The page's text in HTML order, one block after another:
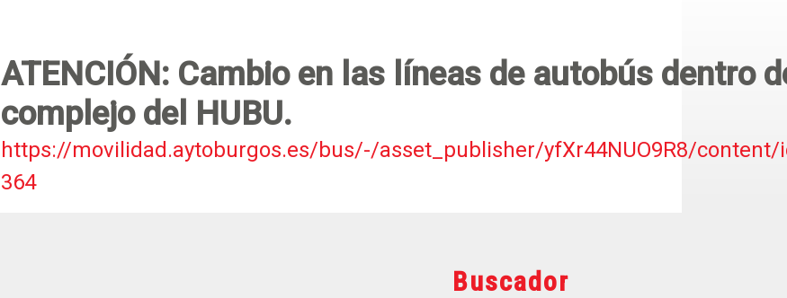
ATENCIÓN: Cambio en las líneas de autobús dentro
complejo del HUBU.
https://movilidad.aytoburgos.es/bus/-/asset_publisher/yfXr44NUO9R8/content/
364
Buscador